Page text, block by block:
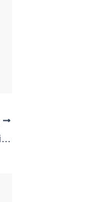
Manuel Espino de Morena propone comisión para dialogar con el crimen organizado